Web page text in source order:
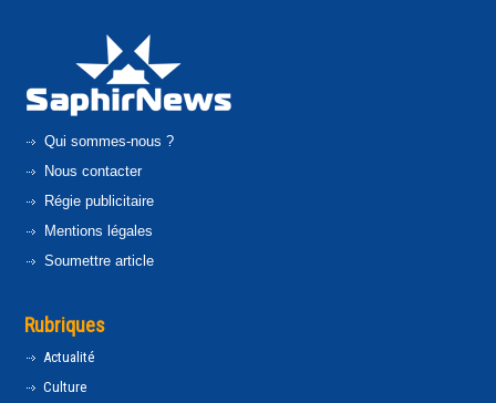
Qui sommes-nous ?
Nous contacter
Régie publicitaire
Mentions légales
Soumettre article
Rubriques
Actualité
Culture